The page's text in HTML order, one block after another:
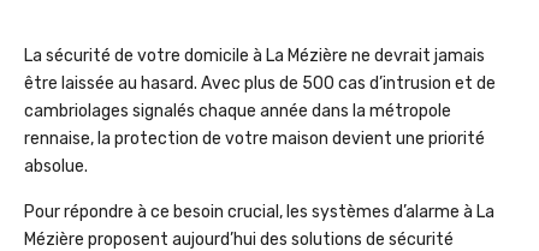
La sécurité de votre domicile à La Mézière ne devrait jamais
être laissée au hasard. Avec plus de 500 cas d’intrusion et de
cambriolages signalés chaque année dans la métropole
rennaise, la protection de votre maison devient une priorité
absolue.
Pour répondre à ce besoin crucial, les systèmes d’alarme à La
Mézière proposent aujourd’hui des solutions de sécurité